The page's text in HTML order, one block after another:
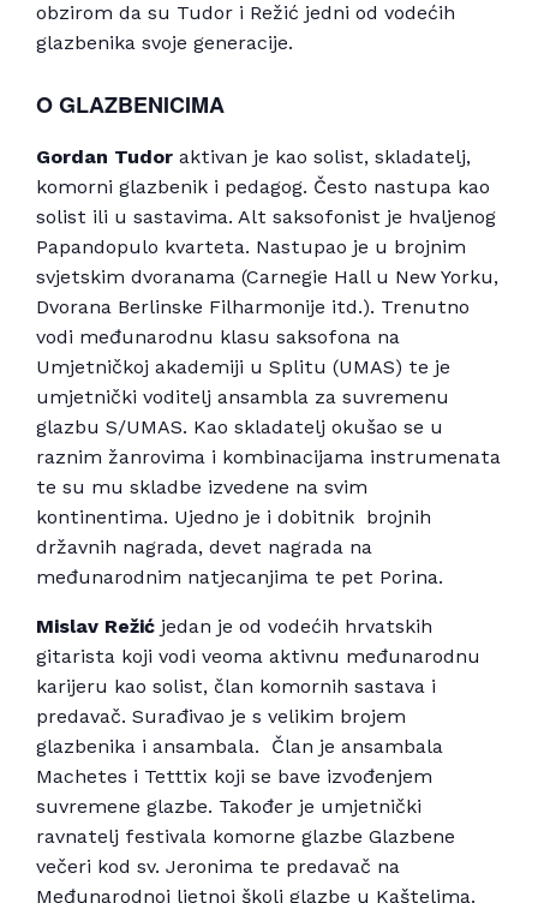
obzirom da su Tudor i Režić jedni od vodećih
glazbenika svoje generacije.
O GLAZBENICIMA
Gordan Tudor aktivan je kao solist, skladatelj,
komorni glazbenik i pedagog. Često nastupa kao
solist ili u sastavima. Alt saksofonist je hvaljenog
Papandopulo kvarteta. Nastupao je u brojnim
svjetskim dvoranama (Carnegie Hall u New Yorku,
Dvorana Berlinske Filharmonije itd.). Trenutno
vodi međunarodnu klasu saksofona na
Umjetničkoj akademiji u Splitu (UMAS) te je
umjetnički voditelj ansambla za suvremenu
glazbu S/UMAS. Kao skladatelj okušao se u
raznim žanrovima i kombinacijama instrumenata
te su mu skladbe izvedene na svim
kontinentima. Ujedno je i dobitnik brojnih
državnih nagrada, devet nagrada na
međunarodnim natjecanjima te pet Porina.
Mislav Režić jedan je od vodećih hrvatskih
gitarista koji vodi veoma aktivnu međunarodnu
karijeru kao solist, član komornih sastava i
predavač. Surađivao je s velikim brojem
glazbenika i ansambala. Član je ansambala
Machetes i Tetttix koji se bave izvođenjem
suvremene glazbe. Također je umjetnički
ravnatelj festivala komorne glazbe Glazbene
večeri kod sv. Jeronima te predavač na
Međunarodnoj ljetnoj školi glazbe u Kaštelima.